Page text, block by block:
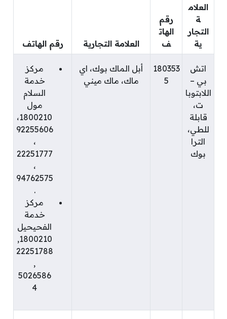
العلام
ة
التجار
ية
رقم
الهات
ف
العلامة التجارية رقم الهاتف
اتش
بي –
اللابتوبا
ت،
قابلة
للطي،
الترا
بوك
180353
5
أبل الماك بوك، اي
ماك، ماك ميني
مركز
خدمة
السلام
مول
1800210،
92255606
،
22251777
،
94762575
.
مركز
خدمة
الفحيحيل
1800210,
22251788
,
5026586
4